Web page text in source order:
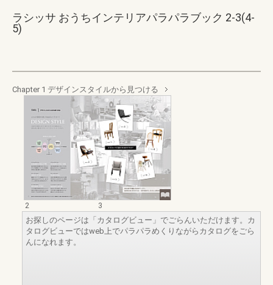
ラシッサ おうちインテリアパラパラブック 2-3(4-
5)
Chapter 1 デザインスタイルから見つける
2
3
お探しのページは「カタログビュー」でごらんいただけます。カ
タログビューではweb上でパラパラめくりながらカタログをごら
んになれます。